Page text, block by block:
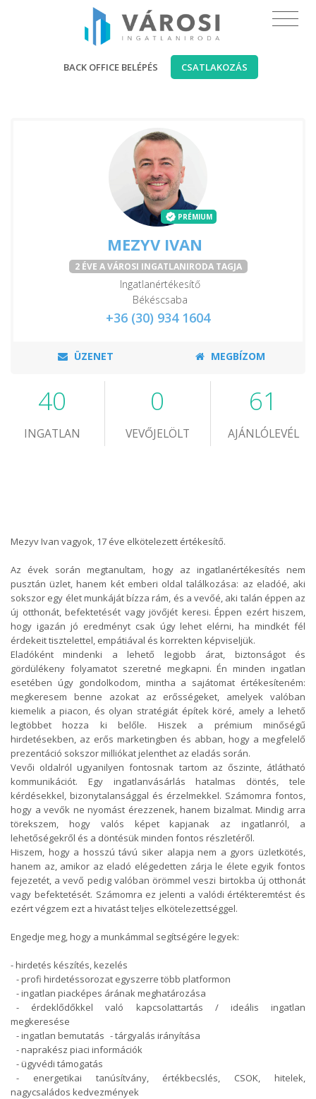
BACK OFFICE BELÉPÉS CSATLAKOZÁS
PRÉMIUM
MEZYV IVAN
2 ÉVE A VÁROSI INGATLANIRODA TAGJA
Ingatlanértékesítő
Békéscsaba
+36 (30) 934 1604
ÜZENET MEGBÍZOM
40
INGATLAN
0
VEVŐJELÖLT
61
AJÁNLÓLEVÉL
Mezyv Ivan vagyok, 17 éve elkötelezett értékesítő.
Az évek során megtanultam, hogy az ingatlanértékesítés nem
pusztán üzlet, hanem két emberi oldal találkozása: az eladóé, aki
sokszor egy élet munkáját bízza rám, és a vevőé, aki talán éppen az
új otthonát, befektetését vagy jövőjét keresi. Éppen ezért hiszem,
hogy igazán jó eredményt csak úgy lehet elérni, ha mindkét fél
érdekeit tisztelettel, empátiával és korrekten képviseljük.
Eladóként mindenki a lehető legjobb árat, biztonságot és
gördülékeny folyamatot szeretné megkapni. Én minden ingatlan
esetében úgy gondolkodom, mintha a sajátomat értékesíteném:
megkeresem benne azokat az erősségeket, amelyek valóban
kiemelik a piacon, és olyan stratégiát építek köré, amely a lehető
legtöbbet hozza ki belőle. Hiszek a prémium minőségű
hirdetésekben, az erős marketingben és abban, hogy a megfelelő
prezentáció sokszor milliókat jelenthet az eladás során.
Vevői oldalról ugyanilyen fontosnak tartom az őszinte, átlátható
kommunikációt. Egy ingatlanvásárlás hatalmas döntés, tele
kérdésekkel, bizonytalansággal és érzelmekkel. Számomra fontos,
hogy a vevők ne nyomást érezzenek, hanem bizalmat. Mindig arra
törekszem, hogy valós képet kapjanak az ingatlanról, a
lehetőségekről és a döntésük minden fontos részletéről.
Hiszem, hogy a hosszú távú siker alapja nem a gyors üzletkötés,
hanem az, amikor az eladó elégedetten zárja le élete egyik fontos
fejezetét, a vevő pedig valóban örömmel veszi birtokba új otthonát
vagy befektetését. Számomra ez jelenti a valódi értékteremtést és
ezért végzem ezt a hivatást teljes elkötelezettséggel.
Engedje meg, hogy a munkámmal segítségére legyek:
- hirdetés készítés, kezelés
- profi hirdetéssorozat egyszerre több platformon
- ingatlan piacképes árának meghatározása
- érdeklődőkkel való kapcsolattartás / ideális ingatlan
megkeresése
- ingatlan bemutatás - tárgyalás irányítása
- naprakész piaci információk
- ügyvédi támogatás
- energetikai tanúsítvány, értékbecslés, CSOK, hitelek,
nagycsaládos kedvezmények